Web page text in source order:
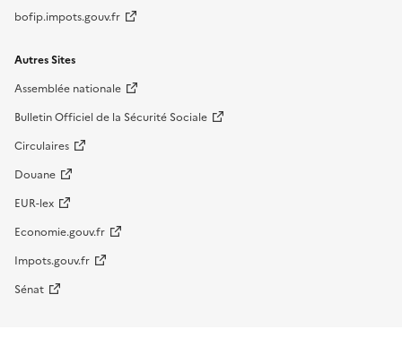
bofip.impots.gouv.fr
Autres Sites
Assemblée nationale
Bulletin Officiel de la Sécurité Sociale
Circulaires
Douane
EUR-lex
Economie.gouv.fr
Impots.gouv.fr
Sénat